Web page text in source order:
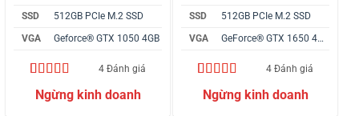
SSD
512GB PCIe M.2 SSD
VGA
Geforce® GTX 1050 4GB
4.75 trên 5
dựa trên
4
4 Đánh giá
SSD
512GB PCIe M.2 SSD
VGA
GeForce® GTX 1650 4GB
4.50 trên 5
dựa trên
4
4 Đánh giá